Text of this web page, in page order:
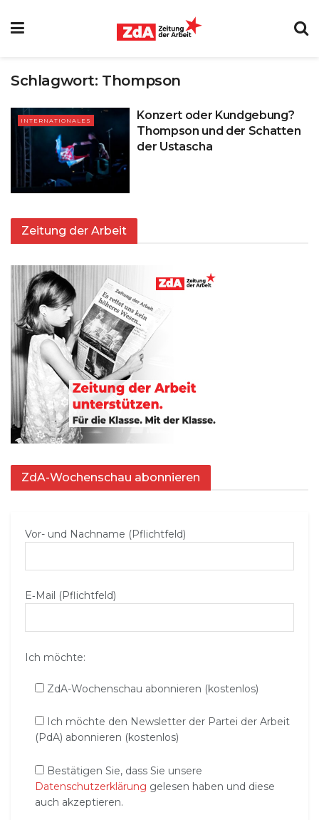
Schlagwort: Thompson
INTERNATIONALES
Konzert oder Kundgebung?
Thompson und der Schatten
der Ustascha
Zeitung der Arbeit
ZdA-Wochenschau abonnieren
Vor- und Nachname (Pflichtfeld)
E‑Mail (Pflichtfeld)
Ich möchte:
ZdA-Wochenschau abonnieren (kostenlos)
Ich möchte den Newsletter der Partei der Arbeit
(PdA) abonnieren (kostenlos)
Bestätigen Sie, dass Sie unsere
Datenschutzerklärung gelesen haben und diese
auch akzeptieren.